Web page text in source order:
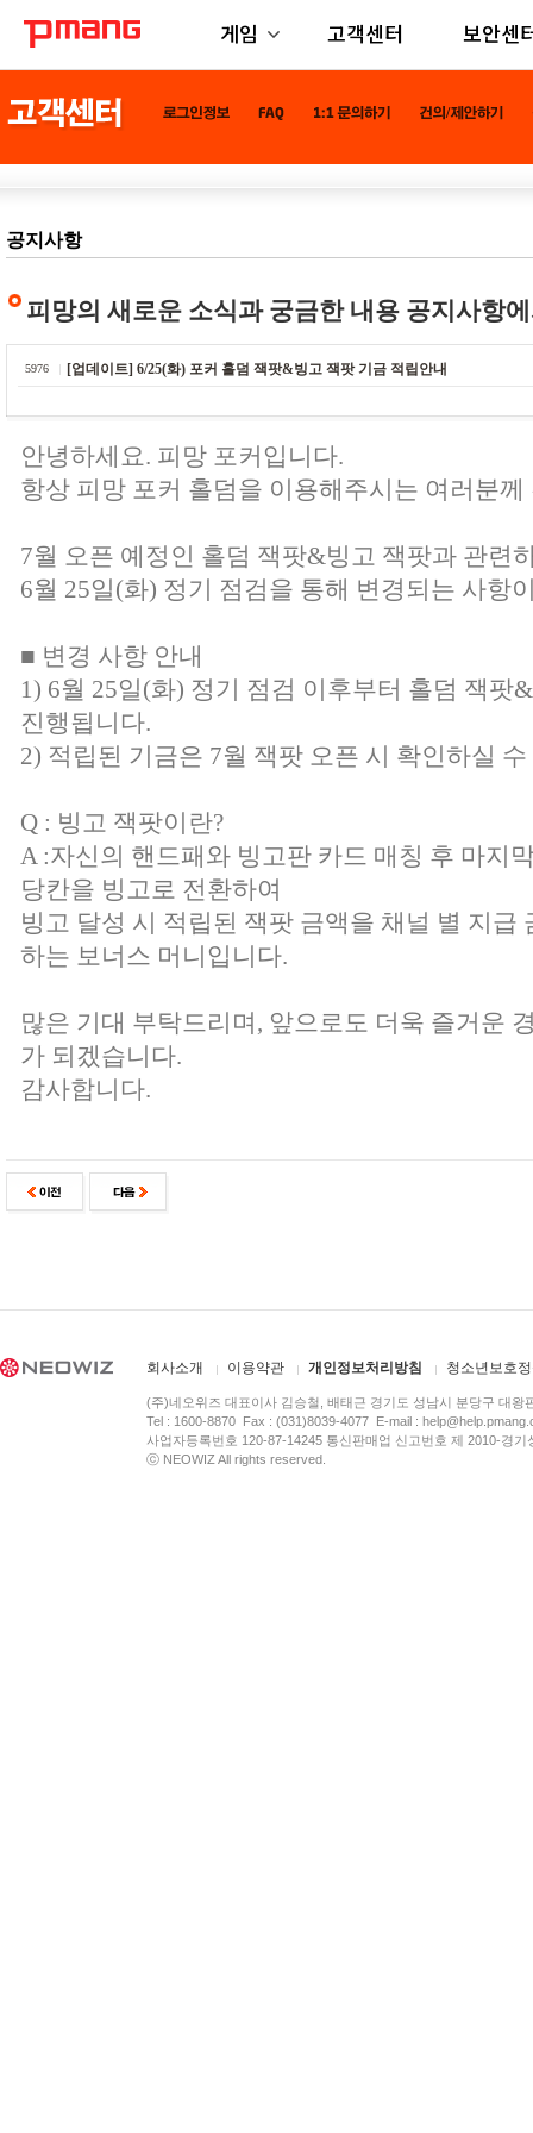
게임 고객센터 보안센
공지사항
피망의 새로운 소식과 궁금한 내용 공지사항
5976 [업데이트] 6/25(화) 포커 홀덤 잭팟&빙고 잭팟 기금 적립안내
안녕하세요. 피망 포커입니다.
항상 피망 포커 홀덤을 이용해주시는 여러분
7월 오픈 예정인 홀덤 잭팟&빙고 잭팟과 관련
6월 25일(화) 정기 점검을 통해 변경되는 사항
■ 변경 사항 안내
1) 6월 25일(화) 정기 점검 이후부터 홀덤 잭팟
진행됩니다.
2) 적립된 기금은 7월 잭팟 오픈 시 확인하실
Q : 빙고 잭팟이란?
A :자신의 핸드패와 빙고판 카드 매칭 후 마지
당칸을 빙고로 전환하여
빙고 달성 시 적립된 잭팟 금액을 채널 별 지급
하는 보너스 머니입니다.
많은 기대 부탁드리며, 앞으로도 더욱 즐거운
가 되겠습니다.
감사합니다.
회사소개 이용약관 개인정보처리방침 청소년보호
(주)네오위즈 대표이사 김승철, 배태근 경기도 성남시 분당구 대왕
Tel : 1600-8870 Fax : (031)8039-4077 E-mail :
사업자등록번호 120-87-14245 통신판매업 신고번호 제 2010-경
ⓒ NEOWIZ All rights reserved.